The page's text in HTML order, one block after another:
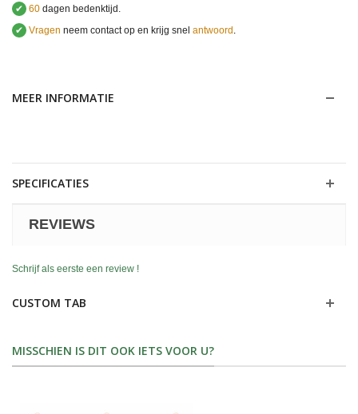
✔ 60 dagen bedenktijd.
✔ Vragen neem contact op en krijg snel antwoord .
MEER INFORMATIE
SPECIFICATIES
REVIEWS
Schrijf als eerste een review !
CUSTOM TAB
MISSCHIEN IS DIT OOK IETS VOOR U?